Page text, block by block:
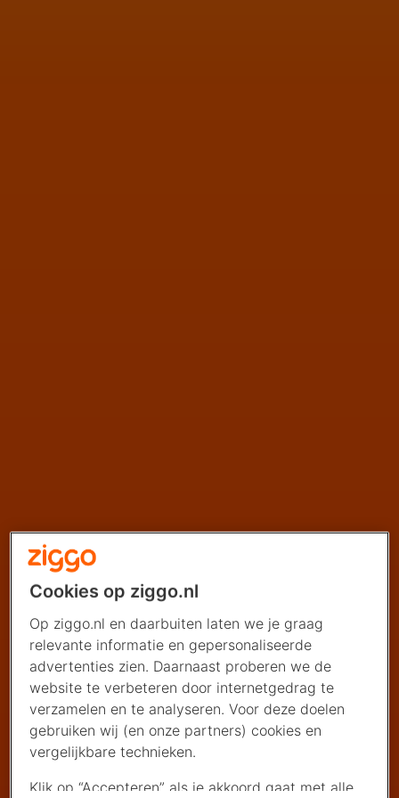
Cookies op ziggo.nl
Op ziggo.nl en daarbuiten laten we je graag
relevante informatie en gepersonaliseerde
advertenties zien. Daarnaast proberen we de
website te verbeteren door internetgedrag te
verzamelen en te analyseren. Voor deze doelen
gebruiken wij (en onze partners) cookies en
vergelijkbare technieken.
Klik op “Accepteren” als je akkoord gaat met alle